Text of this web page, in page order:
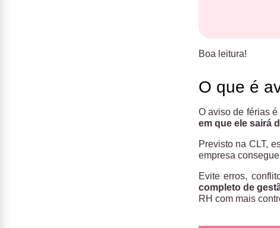
Boa leitura!
O que é
O aviso de férias é
em que ele sairá
Previsto na CLT,
empresa
Evite erros,
completo de
RH com mais